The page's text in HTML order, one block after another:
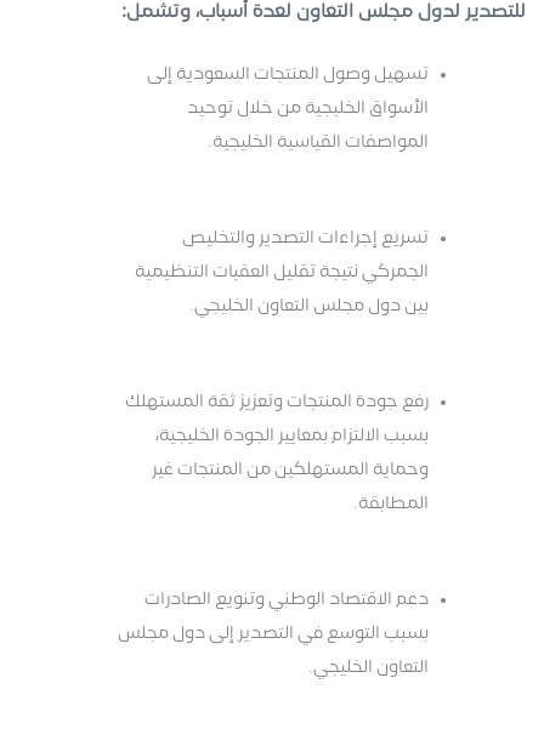
للتصدير لدول مجلس التعاون لعدة أسباب، وتشمل:
تسهيل وصول المنتجات السعودية إلى
الأسواق الخليجية من خلال توحيد
المواصفات القياسية الخليجية.
تسريع إجراءات التصدير والتخليص
الجمركي نتيجة تقليل العقبات التنظيمية
بين دول مجلس التعاون الخليجي.
رفع جودة المنتجات وتعزيز ثقة المستهلك
بسبب الالتزام بمعايير الجودة الخليجية،
وحماية المستهلكين من المنتجات غير
المطابقة.
دعم الاقتصاد الوطني وتنويع الصادرات
بسبب التوسع في التصدير إلى دول مجلس
التعاون الخليجي.